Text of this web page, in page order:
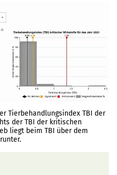
Tierbehandlungsindex TBI der
der TBI der kritischen
liegt beim TBI über dem